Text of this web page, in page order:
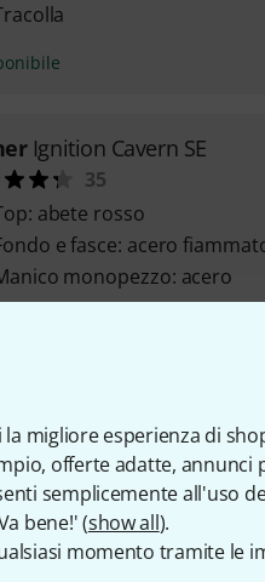
migliore esperienza di
offerte adatte, annunci
semplicemente all'uso
bene!' (show all).
momento tramite le
Ignition Cavern SE
35
abete rosso
e fasce: acero
monopezzo: acero
1
4/4
Line - realizzata
locali
abete rosso massello